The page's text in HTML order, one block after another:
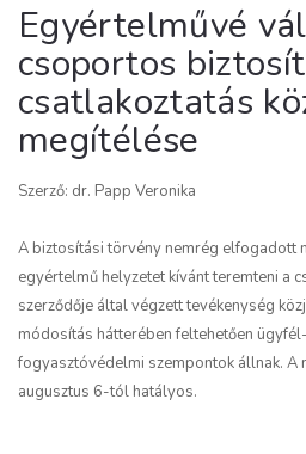
Egyértelművé
csoportos
csatlakoztatás
megítélése
Szerző: dr. Papp Veronika
A biztosítási törvény nemrég elfogadott
egyértelmű helyzetet kívánt teremteni a
szerződője által végzett tevékenység
módosítás hátterében feltehetően
fogyasztóvédelmi szempontok állnak. A
augusztus 6-tól hatályos.